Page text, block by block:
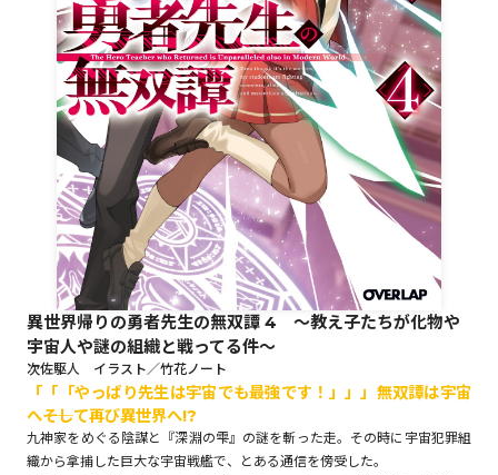
オーバーラップノベルスf
ロサージュノベルス
コミックガルド
コミッククリエ
リキューレ
異世界帰りの勇者先生の無双譚 4 ～教え子たちが化物や
宇宙人や謎の組織と戦ってる件～
次佐駆人 イラスト／竹花ノート
「「「やっぱり先生は宇宙でも最強です！」」」無双譚は宇宙
へ――そして再び異世界へ!?
九神家をめぐる陰謀と『深淵の雫』の謎を斬った走。その時に宇宙犯罪組
織から拿捕した巨大な宇宙戦艦で、とある通信を傍受した。